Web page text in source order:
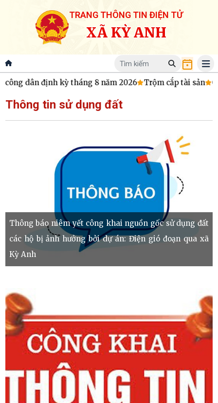
TRANG THÔNG TIN ĐIỆN TỬ
XÃ KỲ ANH
dân định kỳ tháng 8 năm 2026 Trộm cắp tài sản
Thông tin sử dụng đất
Thông báo niêm yết công khai nguồn gốc sử dụng đất
các hộ bị ảnh hưởng bởi dự án: Điện gió đoạn qua xã
Kỳ Anh